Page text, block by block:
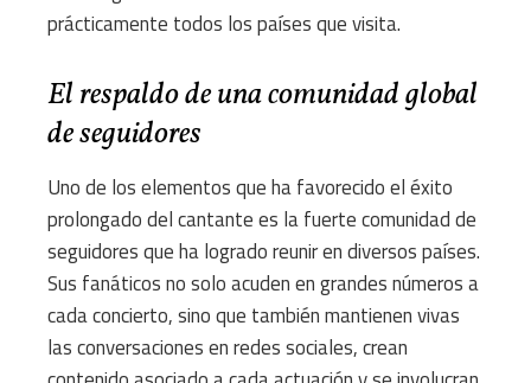
prácticamente todos los países que visita.
El respaldo de una comunidad global
de seguidores
Uno de los elementos que ha favorecido el éxito
prolongado del cantante es la fuerte comunidad de
seguidores que ha logrado reunir en diversos países.
Sus fanáticos no solo acuden en grandes números a
cada concierto, sino que también mantienen vivas
las conversaciones en redes sociales, crean